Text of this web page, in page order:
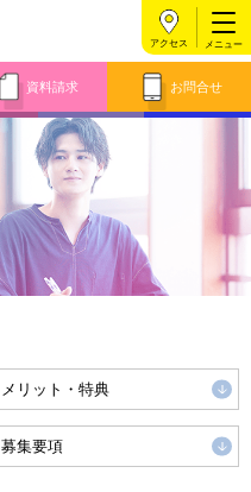
資料請求 お問合せ
アクセス
メリット・特典
募集要項